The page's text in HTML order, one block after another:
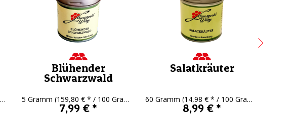
Blühender
Schwarzwald
5 Gramm (159,80 € * / 100 Gramm)
7,99 € *
Salatkräuter
60 Gramm (14,98 € * / 100 Gramm)
8,99 € *